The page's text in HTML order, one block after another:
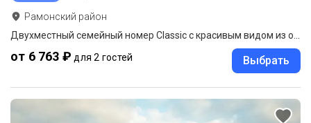
Рамонский район
от 6 763 ₽ для 2 гостей Выбрать